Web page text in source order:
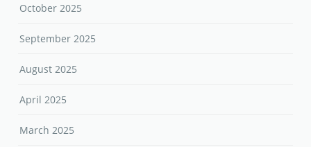
October 2025
September 2025
August 2025
April 2025
March 2025